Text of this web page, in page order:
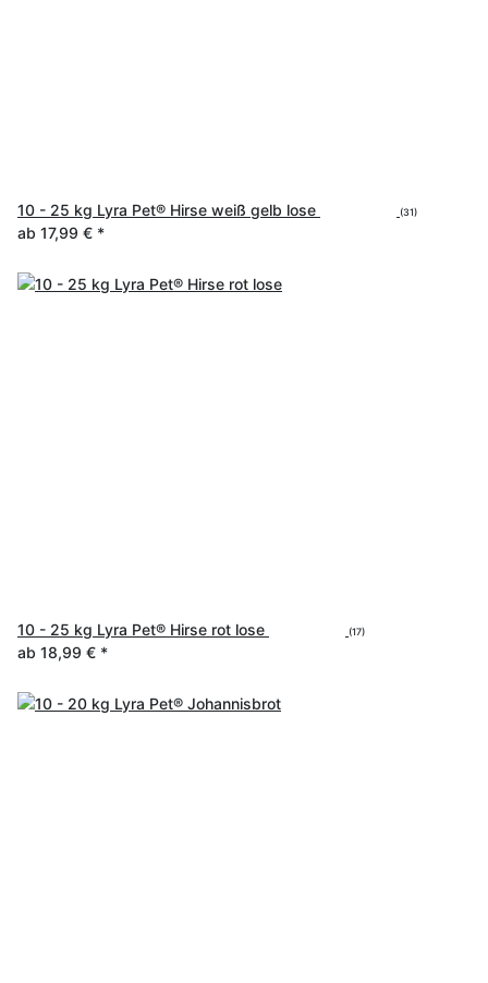
10 - 25 kg Lyra Pet® Hirse weiß gelb lose (31)
ab 17,99 € *
10 - 25 kg Lyra Pet® Hirse rot lose (17)
ab 18,99 € *